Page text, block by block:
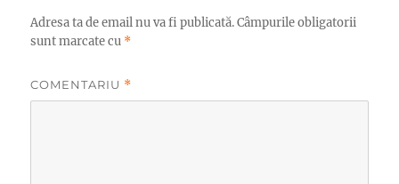
Adresa ta de email nu va fi publicată. Câmpurile obligatorii
sunt marcate cu *
COMENTARIU *